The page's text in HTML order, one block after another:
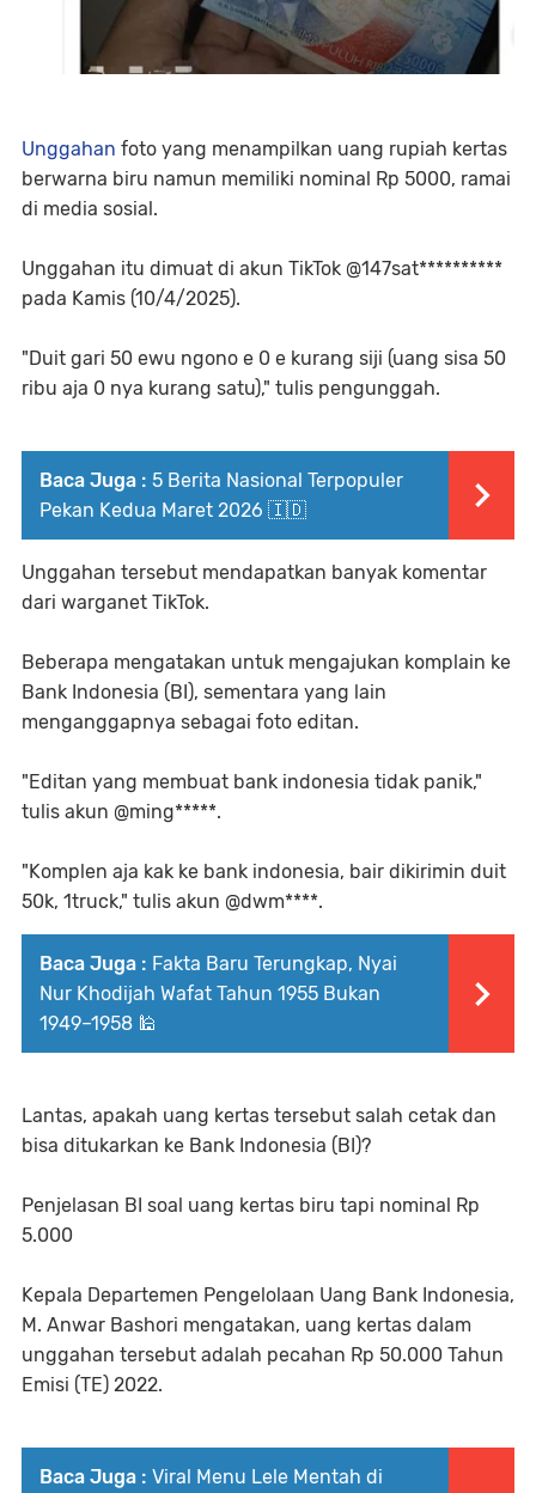
Unggahan foto yang menampilkan uang rupiah kertas
berwarna biru namun memiliki nominal Rp 5000, ramai
di media sosial.
Unggahan itu dimuat di akun TikTok @147sat**********
pada Kamis (10/4/2025).
"Duit gari 50 ewu ngono e 0 e kurang siji (uang sisa 50
ribu aja 0 nya kurang satu)," tulis pengunggah.
Baca Juga : 5 Berita Nasional Terpopuler
Pekan Kedua Maret 2026 🇮🇩
Unggahan tersebut mendapatkan banyak komentar
dari warganet TikTok.
Beberapa mengatakan untuk mengajukan komplain ke
Bank Indonesia (BI), sementara yang lain
menganggapnya sebagai foto editan.
"Editan yang membuat bank indonesia tidak panik,"
tulis akun @ming*****.
"Komplen aja kak ke bank indonesia, bair dikirimin duit
50k, 1truck," tulis akun @dwm****.
Baca Juga : Fakta Baru Terungkap, Nyai
Nur Khodijah Wafat Tahun 1955 Bukan
1949–1958 🕌
Lantas, apakah uang kertas tersebut salah cetak dan
bisa ditukarkan ke Bank Indonesia (BI)?
Penjelasan BI soal uang kertas biru tapi nominal Rp
5.000
Kepala Departemen Pengelolaan Uang Bank Indonesia,
M. Anwar Bashori mengatakan, uang kertas dalam
unggahan tersebut adalah pecahan Rp 50.000 Tahun
Emisi (TE) 2022.
Baca Juga : Viral Menu Lele Mentah di